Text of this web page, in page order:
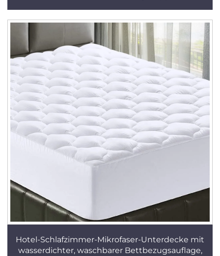
Hotel-Schlafzimmer-Mikrofaser-Unterdecke mit
wasserdichter, waschbarer Bettbezugsauflage,